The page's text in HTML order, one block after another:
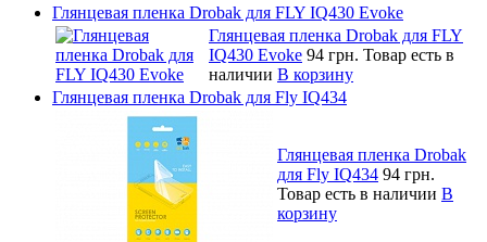
Глянцевая пленка Drobak для FLY IQ430 Evoke
Глянцевая пленка Drobak для FLY
IQ430 Evoke 94 грн. Товар есть в
наличии В корзину
Глянцевая пленка Drobak для Fly IQ434
Глянцевая пленка Drobak
для Fly IQ434 94 грн.
Товар есть в наличии В
корзину